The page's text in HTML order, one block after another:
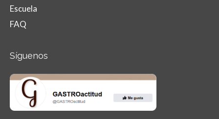
Escuela
FAQ
Síguenos